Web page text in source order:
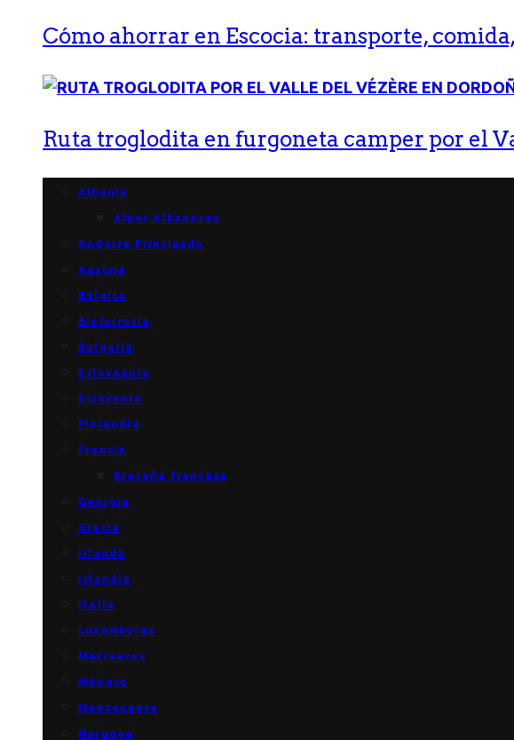
Cómo ahorrar en Escocia: transporte,
Ruta troglodita en furgoneta camper por el
Albania
Alpes Albaneses
Andorra Principado
Austria
Bélgica
Bielorrusia
Bulgaria
Eslovaquia
Eslovenia
Finlandia
Francia
Bretaña francesa
Georgia
Grecia
Irlanda
Islandia
Italia
Luxemburgo
Marruecos
Mónaco
Montenegro
Noruega